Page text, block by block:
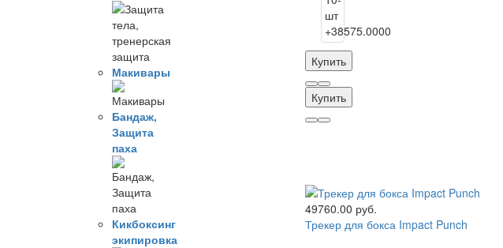
Макивары
Бандаж,
Защита
паха
Кикбоксинг
экипировка
Купить
Купить
49760.00 руб.
Трекер для бокса Impact Punch